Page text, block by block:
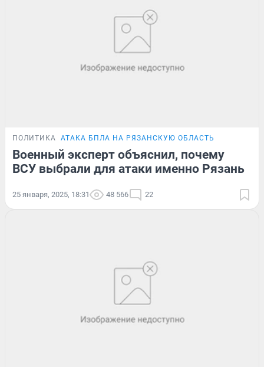
ПОЛИТИКА АТАКА БПЛА НА РЯЗАНСКУЮ ОБЛАСТЬ
Военный эксперт объяснил, почему
ВСУ выбрали для атаки именно Рязань
25 января, 2025, 18:31 48 566 22